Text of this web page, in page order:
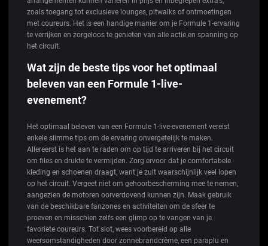
zoals toegang tot exclusieve lounges, pitwalks of ontmoetingen
met coureurs. Het is een handige manier om je Formule 1-ervaring
te verrijken en zorgeloos te genieten van alle actie en spanning op
het circuit.
Wat zijn de beste tips voor het optimaal
beleven van een Formule 1-live-
evenement?
Het optimaal beleven van een Formule 1-live-evenement vereist
enkele slimme tips om de ervaring onvergetelijk te maken.
Allereerst is het aan te raden om op tijd te arriveren bij het circuit
om files en drukte te vermijden. Zorg ervoor dat je comfortabele
kleding en schoenen draagt, want je zult waarschijnlijk veel lopen
op het circuit. Vergeet niet om gehoorbescherming mee te nemen,
aangezien de motoren oorverdovend kunnen zijn. Maak gebruik
van de beschikbare fanzones en activiteiten om de sfeer te
proeven en misschien zelfs een glimp op te vangen van je
favoriete coureurs. Tot slot, wees voorbereid op alle
weersomstandigheden door zonnebrandcrème, een paraplu en